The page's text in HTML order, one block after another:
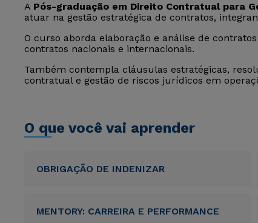
A Pós-graduação em Direito Contratual para
atuar na gestão estratégica de contratos,
O curso aborda elaboração e análise de
contratos nacionais e internacionais.
Também contempla cláusulas estratégicas,
contratual e gestão de riscos jurídicos em
O que você vai aprender
OBRIGAÇÃO DE INDENIZAR
MENTORY: CARREIRA E PERFORMANCE